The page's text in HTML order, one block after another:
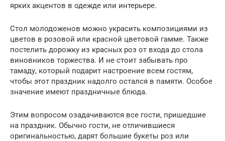
ярких акцентов в одежде или интерьере.
Стол молодоженов можно украсить композициями из
цветов в розовой или красной цветовой гамме. Также
постелить дорожку из красных роз от входа до стола
виновников торжества. И не стоит забывать про
тамаду, который подарит настроение всем гостям,
чтобы этот праздник надолго остался в памяти. Особое
значение имеют праздничные блюда.
Этим вопросом озадачиваются все гости, пришедшие
на праздник. Обычно гости, не отличившиеся
оригинальностью, дарят большие букеты роз или